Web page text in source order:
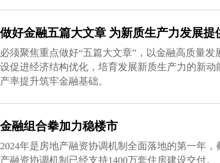
做好金融五篇大文章 为新质生产力发展提
必须聚焦重点做好“五篇大文章”，以金融高质量发
设促进经济结构优化，培育发展新质生产力的新动
产率提升筑牢金融基础。
金融组合拳加力稳楼市
2024年是房地产融资协调机制全面落地的第一年
产融资协调机制已经支持1400万套住房建设交付。